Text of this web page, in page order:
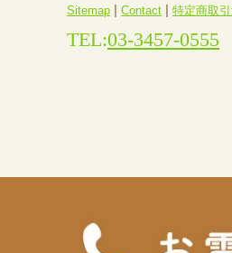
Sitemap | Contact | 特定商取
TEL:03-3457-0555